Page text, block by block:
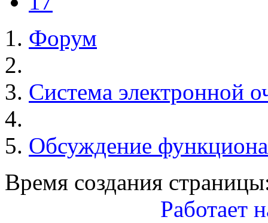
Форум
Система электронной
Обсуждение
Время создания
Работает